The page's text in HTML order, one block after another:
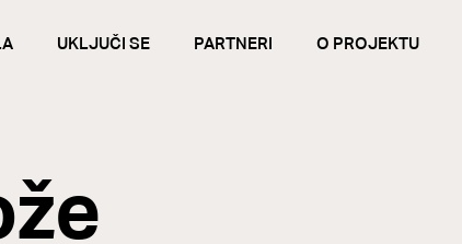
UKLJUČI SE PARTNERI O PROJEKTU